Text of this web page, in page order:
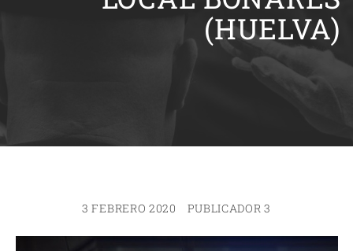
(HUELVA)
3 FEBRERO 2020 PUBLICADOR 3